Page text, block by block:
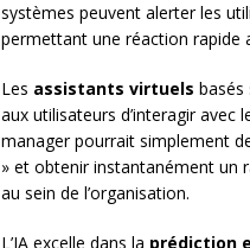
systèmes peuvent alerter les
permettant une réaction rapide
Les assistants virtuels basés
aux utilisateurs d’interagir avec
manager pourrait simplement
» et obtenir instantanément un
au sein de l’organisation.
L’IA excelle dans la prédiction